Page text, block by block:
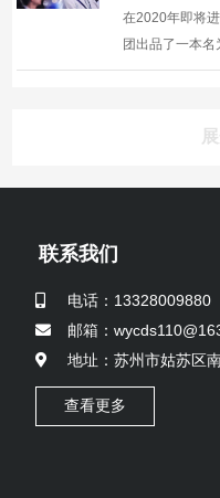
们可以...
在2020年即将
团出品了一本
年度特刊是“以
联系我们
电话：13328009880
邮箱：
地址：苏州市姑苏区
查看更多